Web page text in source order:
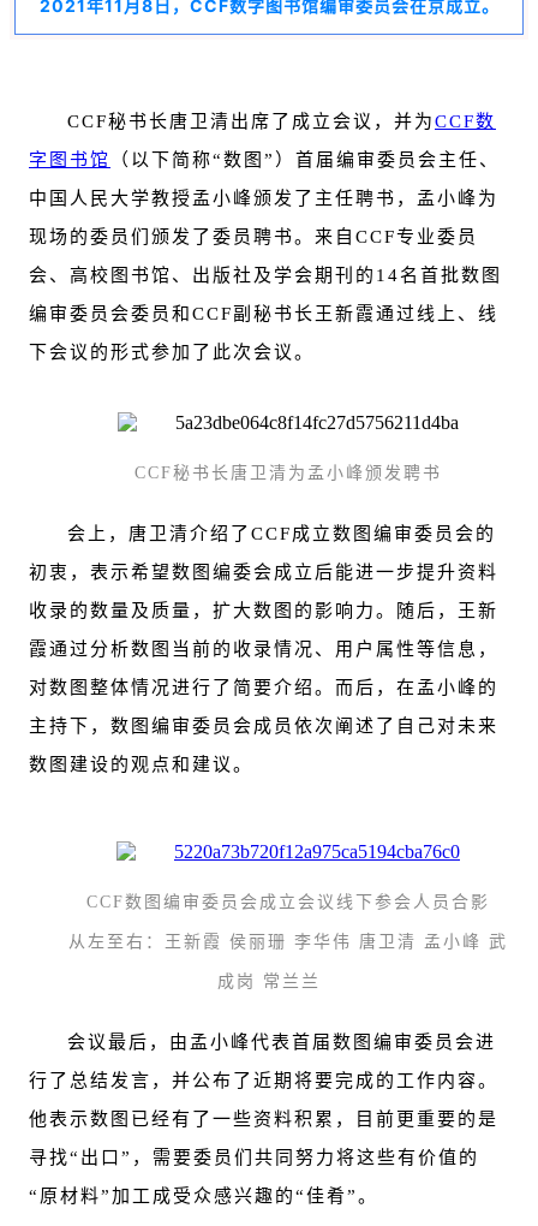
2021年11月8日，CCF数字图书馆编审委员会在京成立。
CCF秘书长唐卫清出席了成立会议，并为CCF数
字图书馆
（以下简称“数图”）首届编审委员会主任、
中国人民大学教授孟小峰颁发了主任聘书，孟小峰为
现场的委员们颁发了委员聘书。来自CCF专业委员
会、高校图书馆、出版社及学会期刊的14名首批数图
编审委员会委员和CCF副秘书长王新霞通过线上、线
下会议的形式参加了此次会议。
CCF秘书长唐卫清为孟小峰颁发聘书
会上，唐卫清介绍了CCF成立数图编审委员会的
初衷，表示希望数图编委会成立后能进一步提升资料
收录的数量及质量，扩大数图的影响力。随后，王新
霞通过分析数图当前的收录情况、用户属性等信息，
对数图整体情况进行了简要介绍。而后，在孟小峰的
主持下，数图编审委员会成员依次阐述了自己对未来
数图建设的观点和建议。
CCF数图编审委员会成立会议线下参会人员合影
从左至右：王新霞 侯丽珊 李华伟 唐卫清 孟小峰 武
成岗 常兰兰
会议最后，由孟小峰代表首届数图编审委员会进
行了总结发言，并公布了近期将要完成的工作内容。
他表示数图已经有了一些资料积累，目前更重要的是
寻找“出口”，需要委员们共同努力将这些有价值的
“原材料”加工成受众感兴趣的“佳肴”。